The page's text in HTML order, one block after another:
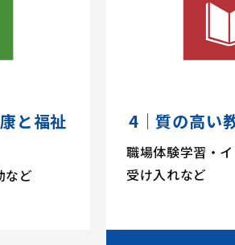
と福祉
など
4｜質の高い
職場体験学習・
受け入れなど